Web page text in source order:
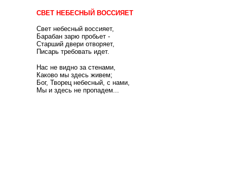
СВЕТ НЕБЕСНЫЙ ВОССИЯЕТ
Свет небесный воссияет,
Барабан зарю пробьет -
Старший двери отворяет,
Писарь требовать идет.
Нас не видно за стенами,
Каково мы здесь живем;
Бог, Творец небесный, с нами,
Мы и здесь не пропадем...